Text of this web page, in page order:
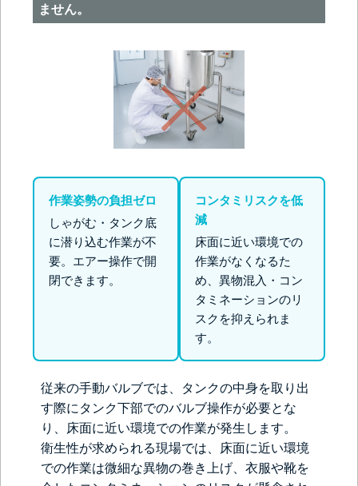
ません。
作業姿勢の負担ゼロ
しゃがむ・タンク底
に潜り込む作業が不
要。エアー操作で開
閉できます。
コンタミリスクを低
減
床面に近い環境での
作業がなくなるた
め、異物混入・コン
タミネーションのリ
スクを抑えられま
す。
従来の手動バルブでは、タンクの中身を取り出
す際にタンク下部でのバルブ操作が必要とな
り、床面に近い環境での作業が発生します。
衛生性が求められる現場では、床面に近い環境
での作業は微細な異物の巻き上げ、衣服や靴を